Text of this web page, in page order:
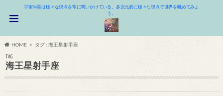
宇宙や星は様々な視点を常に問いかけている。多次元的に様々な視点で世界を眺めてみよ
う。
HOME タグ : 海王星射手座
TAG
海王星射手座